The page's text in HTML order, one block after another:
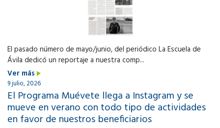
El pasado número de mayo/junio, del periódico La Escuela de
Ávila dedicó un reportaje a nuestra comp...
Ver más
9 julio, 2026
El Programa Muévete llega a Instagram y se
mueve en verano con todo tipo de actividades
en favor de nuestros beneficiarios